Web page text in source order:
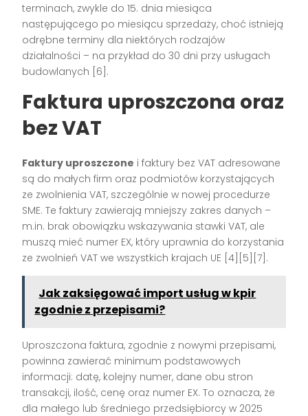
terminach, zwykle do 15. dnia miesiąca
następującego po miesiącu sprzedaży, choć istnieją
odrębne terminy dla niektórych rodzajów
działalności – na przykład do 30 dni przy usługach
budowlanych [6] .
Faktura uproszczona oraz
bez VAT
Faktury uproszczone i faktury bez VAT adresowane
są do małych firm oraz podmiotów korzystających
ze zwolnienia VAT, szczególnie w nowej procedurze
SME. Te faktury zawierają mniejszy zakres danych –
m.in. brak obowiązku wskazywania stawki VAT, ale
muszą mieć numer EX, który uprawnia do korzystania
ze zwolnień VAT we wszystkich krajach UE [4][5][7] .
Jak zaksięgować import usług w kpir
zgodnie z przepisami?
Uproszczona faktura, zgodnie z nowymi przepisami,
powinna zawierać minimum podstawowych
informacji: datę, kolejny numer, dane obu stron
transakcji, ilość, cenę oraz numer EX. To oznacza, że
dla małego lub średniego przedsiębiorcy w 2025